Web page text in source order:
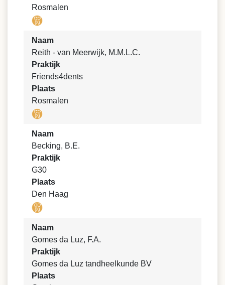
Rosmalen
Naam
Reith - van Meerwijk, M.M.L.C.
Praktijk
Friends4dents
Plaats
Rosmalen
Naam
Becking, B.E.
Praktijk
G30
Plaats
Den Haag
Naam
Gomes da Luz, F.A.
Praktijk
Gomes da Luz tandheelkunde BV
Plaats